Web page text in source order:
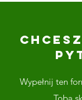
Wypełnij ten
Tobą